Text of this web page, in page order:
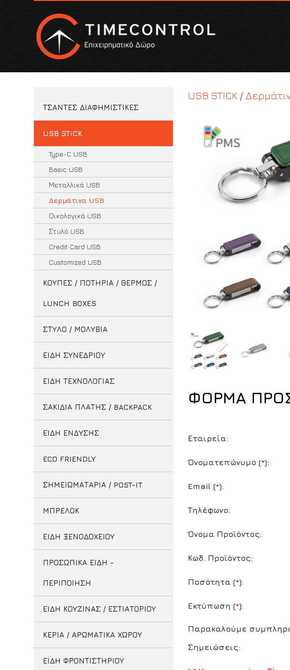
ΤΣΑΝΤΕΣ ΔΙΑΦΗΜΙΣΤΙΚΕΣ
USB STICK
Type-C USB
Basic USB
Μεταλλικά USB
Δερμάτινα USB
Οικολογικά USB
Στυλό USB
Credit Card USB
Customized USB
ΚΟΥΠΕΣ / ΠΟΤΗΡΙΑ / ΘΕΡΜΟΣ /
LUNCH BOXES
ΣΤΥΛΟ / ΜΟΛΥΒΙΑ
ΕΙΔΗ ΣΥΝΕΔΡΙΟΥ
ΕΙΔΗ ΤΕΧΝΟΛΟΓΙΑΣ
ΣΑΚΙΔΙΑ ΠΛΑΤΗΣ / BACKPACK
ΕΙΔΗ ΕΝΔΥΣΗΣ
ECO FRIENDLY
ΣΗΜΕΙΩΜΑΤΑΡΙΑ / POST-IT
ΜΠΡΕΛΟΚ
ΕΙΔΗ ΞΕΝΟΔΟΧΕΙΟΥ
ΠΡΟΣΩΠΙΚΑ ΕΙΔΗ -
ΠΕΡΙΠΟΙΗΣΗ
ΕΙΔΗ ΚΟΥΖΙΝΑΣ / ΕΣΤΙΑΤΟΡΙΟΥ
ΚΕΡΙΑ / ΑΡΩΜΑΤΙΚΑ ΧΩΡΟΥ
ΕΙΔΗ ΦΡΟΝΤΙΣΤΗΡΙΟΥ
USB STICK /
ΦΟΡΜΑ
Εταιρεία:
Όνοματεπώνυμο (*):
Email (*):
Τηλέφωνο:
Όνομα Προϊόντος:
Κωδ. Προϊόντος:
Ποσότητα (*):
Εκτύπωση (*):
Παρακαλούμε
Σημειώσεις: